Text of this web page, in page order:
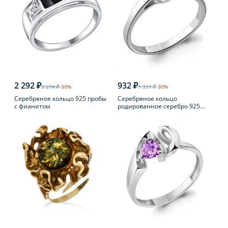
2 292 ₽3 274 ₽-30%
Серебряное кольцо 925 пробы
с фианитом
932 ₽1 331 ₽-30%
Серебряное кольцо
родированное серебро 925